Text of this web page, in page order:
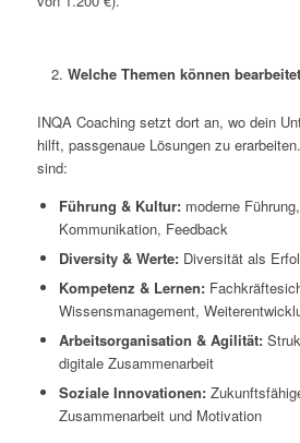
Welche Themen können
INQA Coaching setzt dort an, wo dein
hilft, passgenaue Lösungen zu
sind:
Führung & Kultur:moderne
Kommunikation, Feedback
Diversity & Werte:Diversität als
Kompetenz & Lernen:
Wissensmanagement,
Arbeitsorganisation & Agilität:
digitale Zusammenarbeit
Soziale Innovationen:
Zusammenarbeit und Motivation